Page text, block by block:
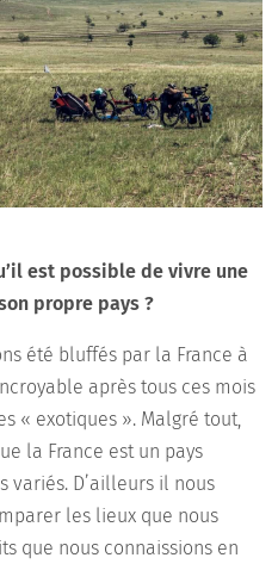
est possible de vivre une
propre pays ?
été bluffés par la France à
après tous ces mois
« exotiques ». Malgré tout,
la France est un pays
variés. D’ailleurs il nous
les lieux que nous
que nous connaissions en